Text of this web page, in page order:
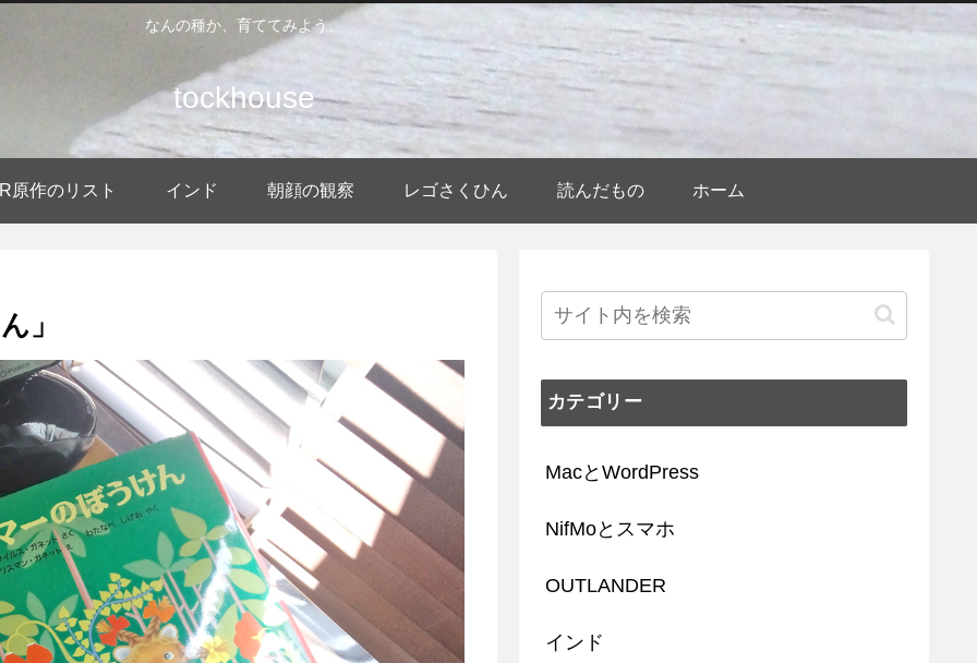
なんの種か、育ててみよう。
tockhouse
原作のリスト インド 朝顔の観察 レゴさくひん 読んだもの ホーム
」
カテゴリー
MacとWordPress
NifMoとスマホ
OUTLANDER
インド